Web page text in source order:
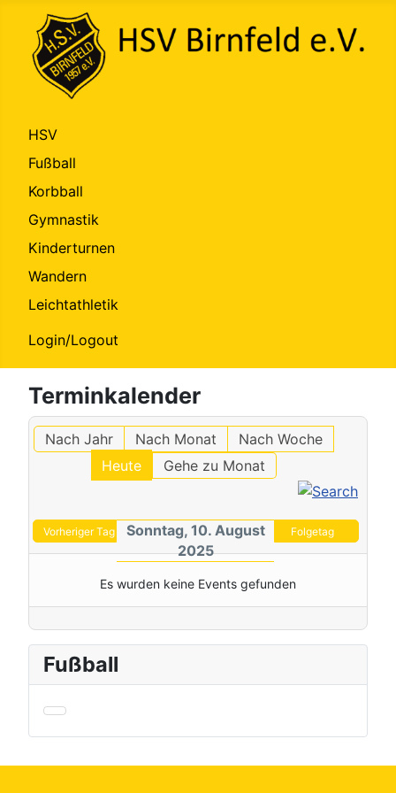
HSV
Fußball
Korbball
Gymnastik
Kinderturnen
Wandern
Leichtathletik
Login/Logout
Terminkalender
Nach Jahr Nach Monat
Nach Woche
Heute
Gehe zu Monat
Vorheriger Tag
Sonntag, 10. August
2025
Folgetag
Es wurden keine Events gefunden
Fußball